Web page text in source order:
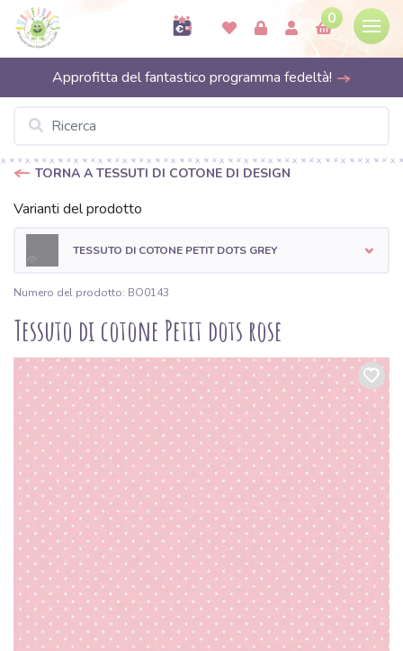
0
Approfitta del fantastico programma fedeltà!
TORNA A TESSUTI DI COTONE DI DESIGN
Varianti del prodotto
TESSUTO DI COTONE PETIT DOTS GREY
Numero del prodotto: BO0143
Tessuto di cotone Petit dots rose